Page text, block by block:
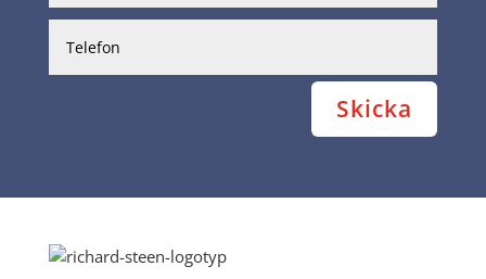
Skicka